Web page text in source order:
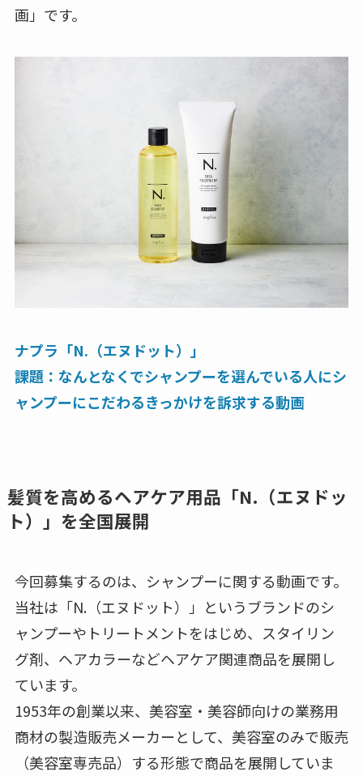
画」です。
ナプラ「N.（エヌドット）」
課題：なんとなくでシャンプーを選んでいる人にシ
ャンプーにこだわるきっかけを訴求する動画
髪質を高めるヘアケア用品「N.（エヌドッ
ト）」を全国展開
今回募集するのは、シャンプーに関する動画です。
当社は「N.（エヌドット）」というブランドのシ
ャンプーやトリートメントをはじめ、スタイリン
グ剤、ヘアカラーなどヘアケア関連商品を展開し
ています。
1953年の創業以来、美容室・美容師向けの業務用
商材の製造販売メーカーとして、美容室のみで販売
（美容室専売品）する形態で商品を展開していま